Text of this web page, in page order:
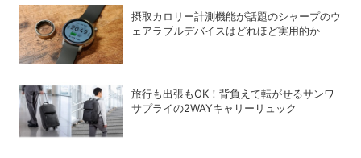
摂取カロリー計測機能が話題のシャープのウ
ェアラブルデバイスはどれほど実用的か
旅行も出張もOK！背負えて転がせるサンワ
サプライの2WAYキャリーリュック